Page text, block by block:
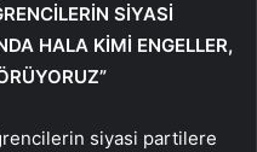
SİYASİ
HALA KİMİ ENGELLER,
siyasi partilere